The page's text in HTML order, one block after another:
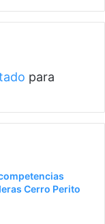
para
Cerro Perito